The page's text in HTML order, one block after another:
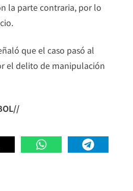
la parte contraria, por lo
que el caso pasó al
el delito de manipulación